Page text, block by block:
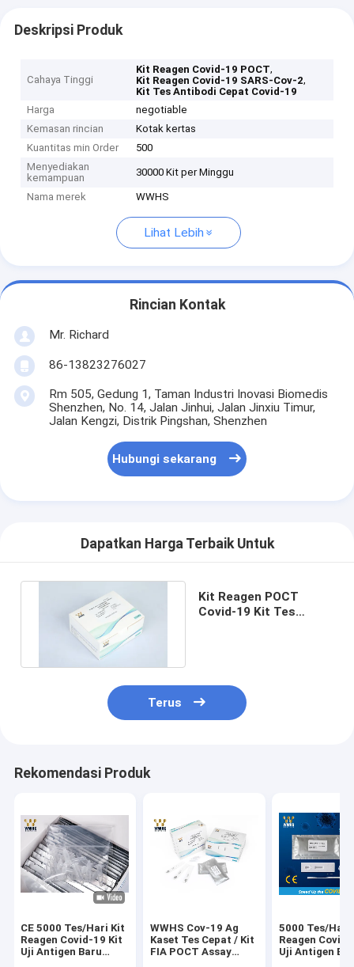
Deskripsi Produk
Cahaya Tinggi
Kit Reagen Covid-19 POCT,
Kit Reagen Covid-19 SARS-Cov-2,
Kit Tes Antibodi Cepat Covid-19
Harga
negotiable
Kemasan rincian
Kotak kertas
Kuantitas min Order
500
Menyediakan
kemampuan
30000 Kit per Minggu
Nama merek WWHS
Lihat Lebih
Rincian Kontak
Mr. Richard
86-13823276027
Rm 505, Gedung 1, Taman Industri Inovasi Biomedis
Shenzhen, No. 14, Jalan Jinhui, Jalan Jinxiu Timur,
Jalan Kengzi, Distrik Pingshan, Shenzhen
Hubungi sekarang
Dapatkan Harga Terbaik Untuk
Kit Reagen POCT
Covid-19 Kit Tes
Terus
Rekomendasi Produk
CE 5000 Tes/Hari Kit
Reagen Covid-19 Kit
Uji Antigen Baru
WWHS Cov-19 Ag
Kaset Tes Cepat / Kit
FIA POCT Assay
5000 Tes/Hari
Reagen
Uji Antigen